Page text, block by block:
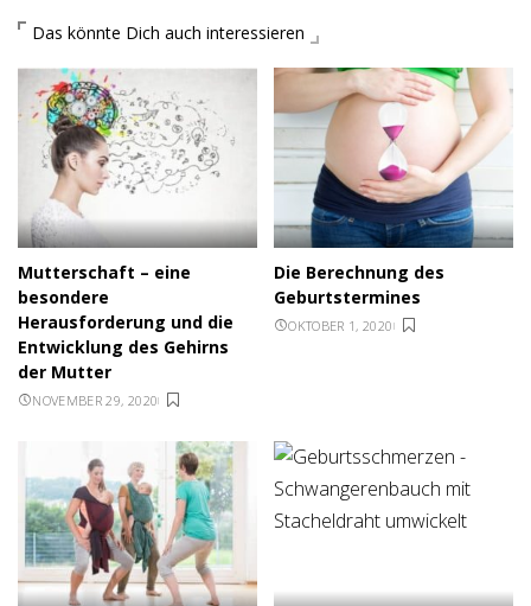
Das könnte Dich auch interessieren
Mutterschaft – eine
besondere
Herausforderung und die
Entwicklung des Gehirns
der Mutter
NOVEMBER 29, 2020
Die Berechnung des
Geburtstermines
OKTOBER 1, 2020